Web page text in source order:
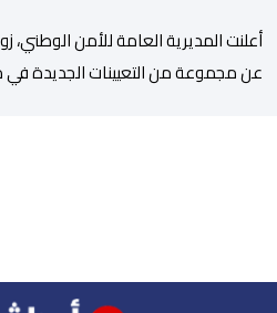
عن مجموعة من التعيينات الجديدة في